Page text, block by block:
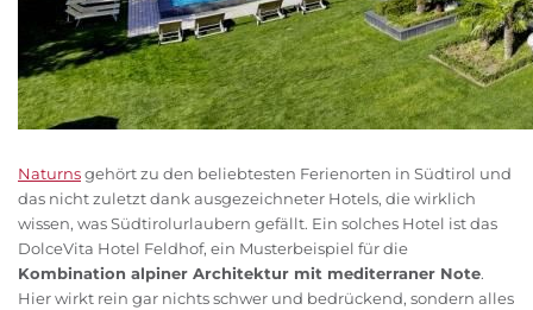
Naturnsgehört zu den beliebtesten Ferienorten in Südtirol und
das nicht zuletzt dank ausgezeichneter Hotels, die wirklich
wissen, was Südtirolurlaubern gefällt. Ein solches Hotel ist das
DolceVita Hotel Feldhof, ein Musterbeispiel für die
Kombination alpiner Architektur mit mediterraner Note.
Hier wirkt rein gar nichts schwer und bedrückend, sondern alles